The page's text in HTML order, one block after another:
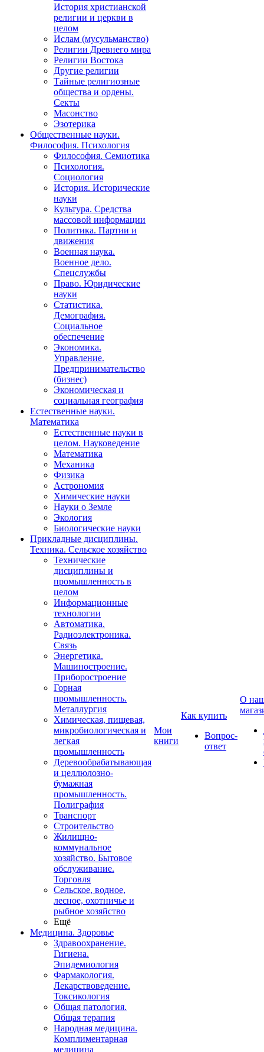
История христианской
религии и церкви в
целом
Ислам (мусульманство)
Религии Древнего мира
Религии Востока
Другие религии
Тайные религиозные
общества и ордены.
Секты
Масонство
Эзотерика
Общественные науки.
Философия. Психология
Философия. Семиотика
Психология.
Социология
История. Исторические
науки
Культура. Средства
массовой информации
Политика. Партии и
движения
Военная наука.
Военное дело.
Спецслужбы
Право. Юридические
науки
Статистика.
Демография.
Социальное
обеспечение
Экономика.
Управление.
Предпринимательство
(бизнес)
Экономическая и
социальная география
Естественные науки.
Математика
Естественные науки в
целом. Науковедение
Математика
Механика
Физика
Астрономия
Химические науки
Науки о Земле
Экология
Биологические науки
Прикладные дисциплины.
Техника. Сельское хозяйство
Технические
дисциплины и
промышленность в
целом
Информационные
технологии
Автоматика.
Радиоэлектроника.
Связь
Энергетика.
Машиностроение.
Приборостроение
Горная
промышленность.
Металлургия
Химическая, пищевая,
микробиологическая и
легкая
промышленность
Деревообрабатывающая
и целлюлозно-
бумажная
промышленность.
Полиграфия
Транспорт
Строительство
Жилищно-
коммунальное
хозяйство. Бытовое
обслуживание.
Торговля
Сельское, водное,
лесное, охотничье и
рыбное хозяйство
Ещё
Медицина. Здоровье
Здравоохранение.
Гигиена.
Эпидемиология
Фармакология.
Лекарствоведение.
Токсикология
Общая патология.
Общая терапия
Народная медицина.
Комплиментарная
медицина
Мои
книги
Как купить
Вопрос-
ответ
О